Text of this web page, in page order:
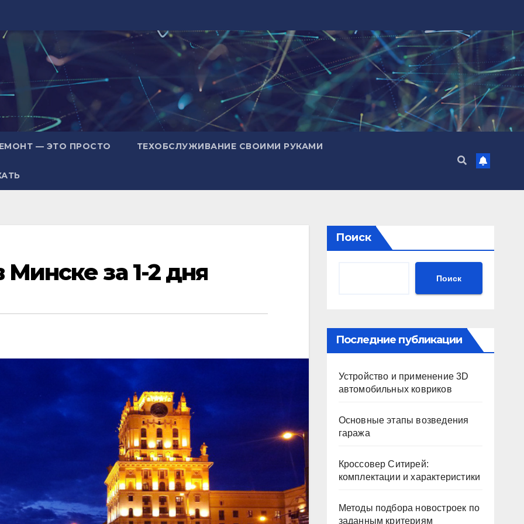
— ЭТО ПРОСТО ТЕХОБСЛУЖИВАНИЕ СВОИМИ РУКАМИ
Минске за 1-2 дня
Поиск
Поиск
Последние публикации
Устройство и применение 3D
автомобильных ковриков
Основные этапы возведения
гаража
Кроссовер Ситирей:
комплектации и характеристики
Методы подбора новостроек по
заданным критериям